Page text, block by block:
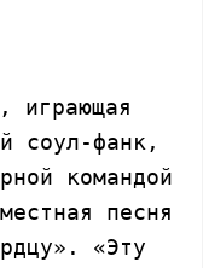
играющая
соул-фанк,
командой
песня
«Эту